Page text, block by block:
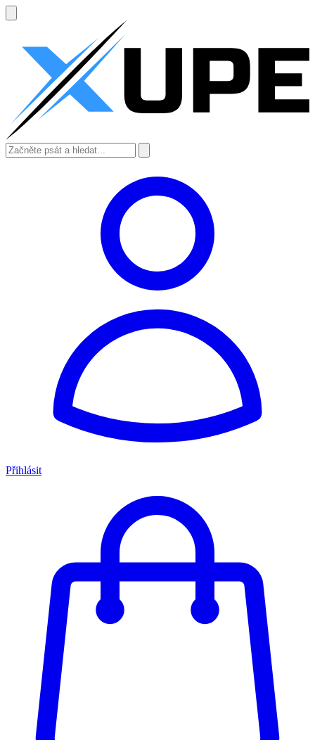
Přihlásit